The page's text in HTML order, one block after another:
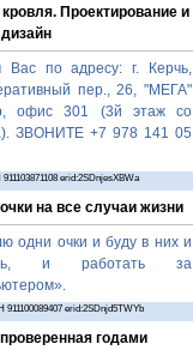
Проектирование и
дизайн
по адресу: г. Керчь,
пер., 26, "МЕГА"
офис 301 (3й этаж со
ЗВОНИТЕ +7 978 141 05
erid:2SDnjesXBWa
на все случаи жизни
одни очки и буду в них и
и работать за
erid:2SDnjd5TWYb
годами